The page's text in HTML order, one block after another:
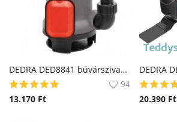
DEDRA DED8841 búvárszivattyú
94
13.170 Ft
20.390 Ft